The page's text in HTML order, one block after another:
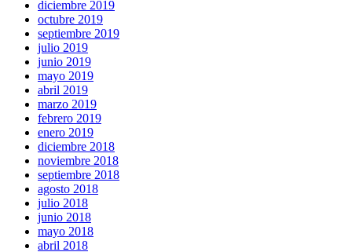
diciembre 2019
octubre 2019
septiembre 2019
julio 2019
junio 2019
mayo 2019
abril 2019
marzo 2019
febrero 2019
enero 2019
diciembre 2018
noviembre 2018
septiembre 2018
agosto 2018
julio 2018
junio 2018
mayo 2018
abril 2018